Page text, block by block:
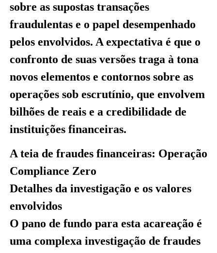
sobre as supostas transações
fraudulentas e o papel desempenhado
pelos envolvidos. A expectativa é que o
confronto de suas versões traga à tona
novos elementos e contornos sobre as
operações sob escrutínio, que envolvem
bilhões de reais e a credibilidade de
instituições financeiras.
A teia de fraudes financeiras: Operação
Compliance Zero
Detalhes da investigação e os valores
envolvidos
O pano de fundo para esta acareação é
uma complexa investigação de fraudes